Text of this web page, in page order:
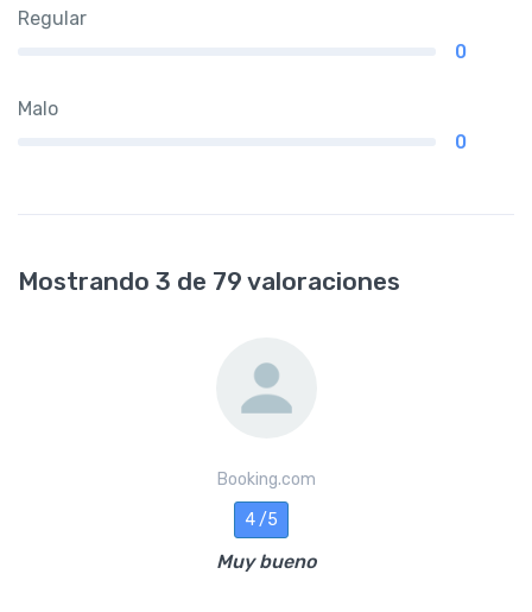
Regular
0
Malo
0
Mostrando 3 de 79 valoraciones
Booking.com
4 /5
Muy bueno